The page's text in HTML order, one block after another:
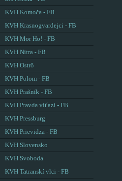
KVH Komoča - FB
KVH Krasnogvardejci - FB
KVH Mor Ho! - FB
KVH Nitra - FB
KVH Ostrô
KVH Polom - FB
KVH Prašník - FB
KVH Pravda víťazí - FB
KVH Pressburg
KVH Prievidza - FB
KVH Slovensko
KVH Svoboda
KVH Tatranskí vlci - FB